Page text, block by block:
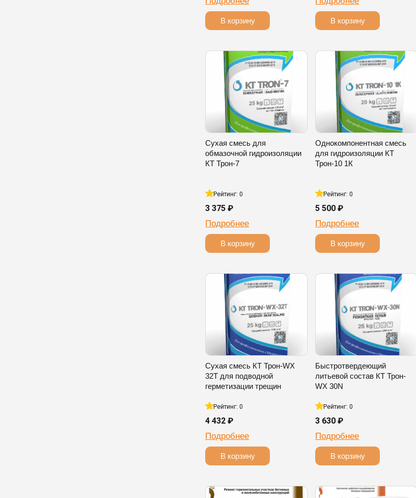
В корзину В корзину
Сухая смесь для
обмазочной гидроизоляции
КТ Трон-7
Рейтинг: 0
3 375 ₽
Подробнее
В корзину
Однокомпонентная смесь
для гидроизоляции КТ
Трон-10 1К
Рейтинг: 0
5 500 ₽
Подробнее
В корзину
Сухая смесь КТ Трон-WX
32T для подводной
герметизации трещин
Рейтинг: 0
4 432 ₽
Подробнее
В корзину
Быстротвердеющий
литьевой состав КТ Трон-
WX 30N
Рейтинг: 0
3 630 ₽
Подробнее
В корзину